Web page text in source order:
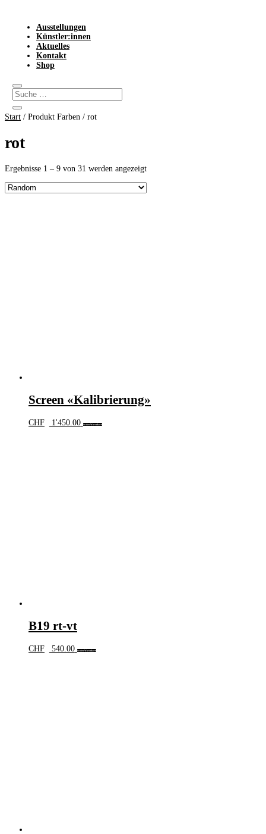
Ausstellungen
Künstler:innen
Aktuelles
Kontakt
Shop
Start / Produkt Farben / rot
rot
Ergebnisse 1 – 9 von 31 werden angezeigt
Screen «Kalibrierung»
CHF 1'450.00 In den Warenkorb
B19 rt-vt
CHF 540.00 In den Warenkorb